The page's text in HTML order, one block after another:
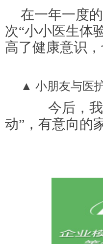
在一年一度
次“小小医生体
高了健康意识
▲ 小朋友与医
今后，我
动”，有意向的